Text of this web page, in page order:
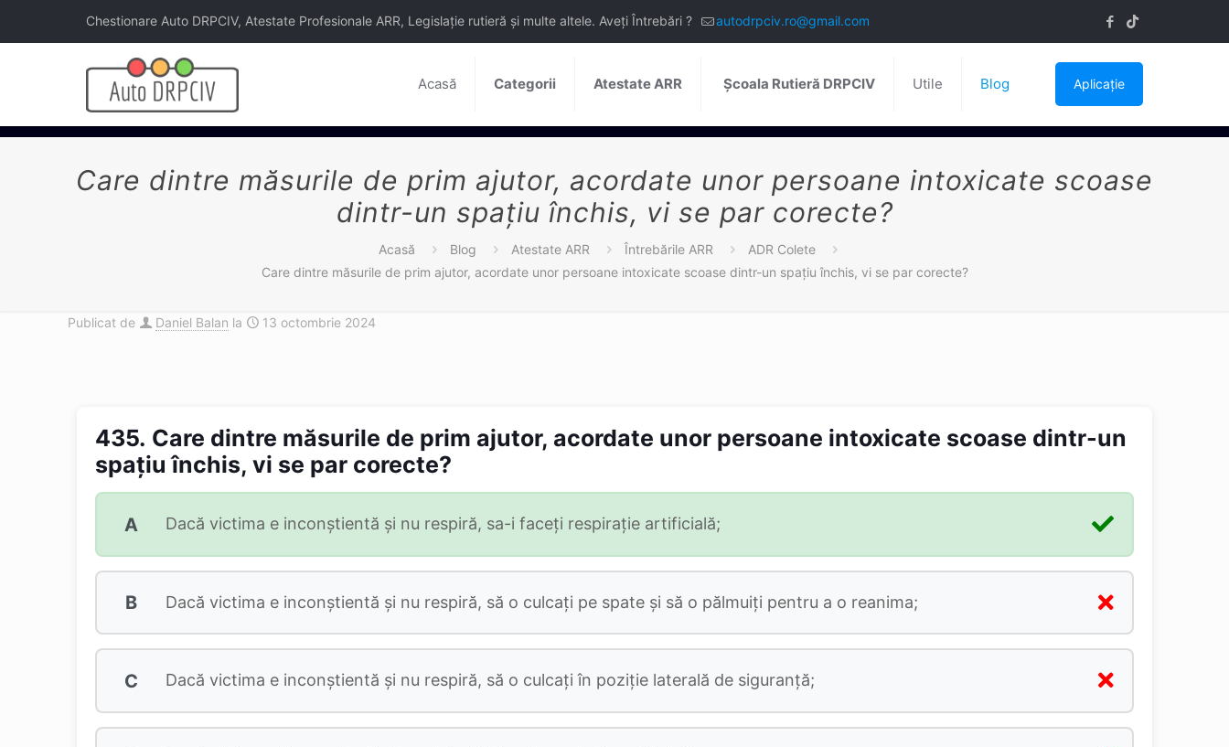
Chestionare Auto DRPCIV, Atestate Profesionale ARR, Legislație rutieră și multe altele. Aveți Întrebări ? autodrpciv.ro@gmail.com
Acasă Categorii Atestate ARR Școala Rutieră DRPCIV Utile Blog Aplicație
Care dintre măsurile de prim ajutor, acordate unor persoane intoxicate scoase
dintr-un spaţiu închis, vi se par corecte?
Acasă Blog Atestate ARR Întrebările ARR
ADR Colete
Care dintre măsurile de prim ajutor, acordate unor persoane intoxicate scoase dintr-un spaţiu închis, vi se par corecte?
Publicat de Daniel Balan la 13 octombrie 2024
435. Care dintre măsurile de prim ajutor, acordate unor persoane intoxicate scoase dintr-un
spaţiu închis, vi se par corecte?
A Dacă victima e inconştientă şi nu respiră, sa-i faceţi respiraţie artificială;
B Dacă victima e inconştientă şi nu respiră, să o culcaţi pe spate şi să o pălmuiţi pentru a o reanima;
C Dacă victima e inconştientă şi nu respiră, să o culcaţi în poziţie laterală de siguranţă;